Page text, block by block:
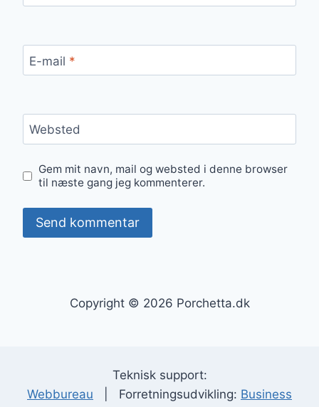
E-mail *
Websted
Gem mit navn, mail og websted i denne browser
til næste gang jeg kommenterer.
Copyright © 2026 Porchetta.dk
Teknisk support:
Webbureau | Forretningsudvikling: Business